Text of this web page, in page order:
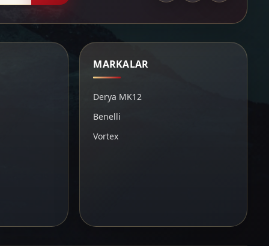
MARKALAR
Derya MK12
Benelli
Vortex